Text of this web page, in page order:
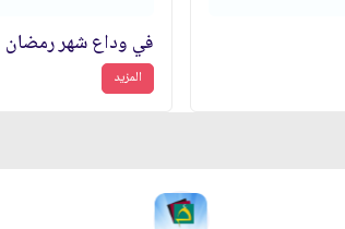
في وداع شهر رمضان
المزيد